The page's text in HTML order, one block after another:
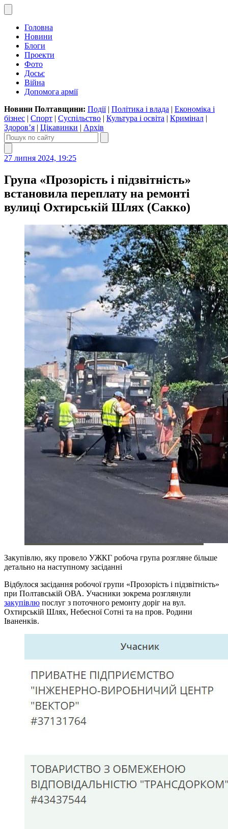
Головна
Новини
Блоги
Проекти
Фото
Досьє
Війна
Допомога армії
Новини Полтавщини: Події| Політика і влада | Економіка і
бізнес | Спорт | Суспільство | Культура і освіта | Кримінал |
Здоров’я | Цікавинки | Архів
27 липня 2024, 19:25
Група «Прозорість і підзвітність»
встановила переплату на ремонті
вулиці Охтирській Шлях (Сакко)
Закупівлю, яку провело УЖКГ робоча група розгляне більше
детально на наступному засіданні
Відбулося засідання робочої групи «Прозорість і підзвітність»
при Полтавській ОВА. Учасники зокрема розглянули
закупівлю послуг з поточного ремонту доріг на вул.
Охтирській Шлях, Небесної Сотні та на пров. Родини
Іваненків.